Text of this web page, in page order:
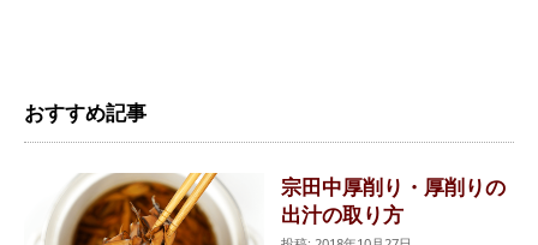
おすすめ記事
宗田中厚削り・厚削りの
出汁の取り方